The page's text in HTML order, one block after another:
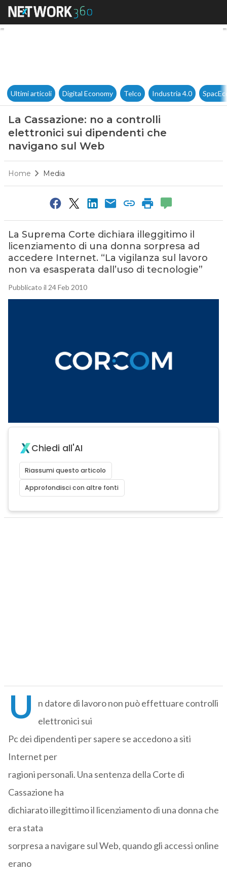
La Cassazione: no a
Ultimi articoli Digital Economy Telco Industria 4.0
La Cassazione: no a controlli
elettronici sui dipendenti che
navigano sul Web
Home Media
La Suprema Corte dichiara illeggitimo il
licenziamento di una donna sorpresa ad
accedere Internet. “La vigilanza sul lavoro
non va esasperata dall’uso di tecnologie”
Pubblicato il 24 Feb 2010
Chiedi all'AI
Riassumi questo articolo
Approfondisci con altre fonti
U
n datore di lavoro non può effettuare controlli
elettronici sui
Pc dei dipendenti per sapere se accedono a siti
Internet per
ragioni personali. Una sentenza della Corte di
Cassazione ha
dichiarato illegittimo il licenziamento di una donna che
era stata
sorpresa a navigare sul Web, quando gli accessi online
erano